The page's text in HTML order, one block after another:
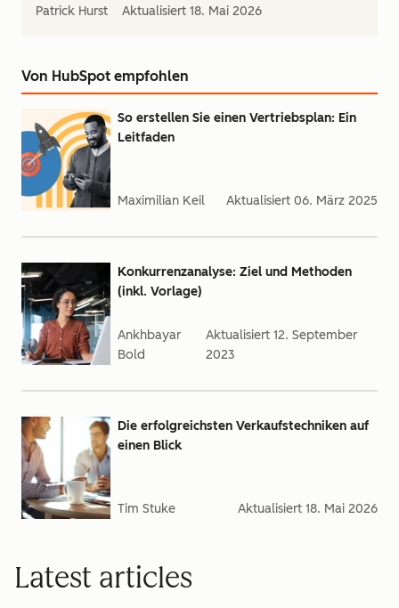
Patrick Hurst Aktualisiert 18. Mai 2026
Von HubSpot empfohlen
So erstellen Sie einen Vertriebsplan: Ein
Leitfaden
Maximilian Keil Aktualisiert 06. März 2025
Konkurrenzanalyse: Ziel und Methoden
(inkl. Vorlage)
Ankhbayar
Bold
Aktualisiert12. September
2023
Die erfolgreichsten Verkaufstechniken auf
einen Blick
Tim Stuke Aktualisiert 18. Mai 2026
Latest articles